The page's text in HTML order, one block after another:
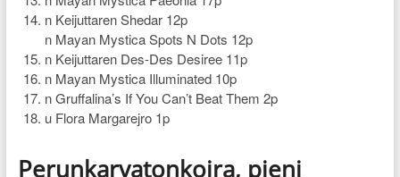
n Keijuttaren Shedar 12p
n Mayan Mystica Spots N Dots 12p
n Keijuttaren Des-Des Desiree 11p
n Mayan Mystica Illuminated 10p
n Gruffalina’s If You Can’t Beat Them 2p
u Flora Margarejro 1p
Perunkarvatonkoira, pieni